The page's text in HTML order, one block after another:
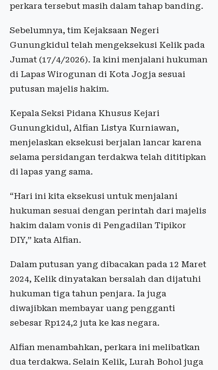
perkara tersebut masih dalam tahap banding.
Sebelumnya, tim Kejaksaan Negeri
Gunungkidul telah mengeksekusi Kelik pada
Jumat (17/4/2026). Ia kini menjalani hukuman
di Lapas Wirogunan di Kota Jogja sesuai
putusan majelis hakim.
Kepala Seksi Pidana Khusus Kejari
Gunungkidul, Alfian Listya Kurniawan,
menjelaskan eksekusi berjalan lancar karena
selama persidangan terdakwa telah dititipkan
di lapas yang sama.
“Hari ini kita eksekusi untuk menjalani
hukuman sesuai dengan perintah dari majelis
hakim dalam vonis di Pengadilan Tipikor
DIY,” kata Alfian.
Dalam putusan yang dibacakan pada 12 Maret
2024, Kelik dinyatakan bersalah dan dijatuhi
hukuman tiga tahun penjara. Ia juga
diwajibkan membayar uang pengganti
sebesar Rp124,2 juta ke kas negara.
Alfian menambahkan, perkara ini melibatkan
dua terdakwa. Selain Kelik, Lurah Bohol juga